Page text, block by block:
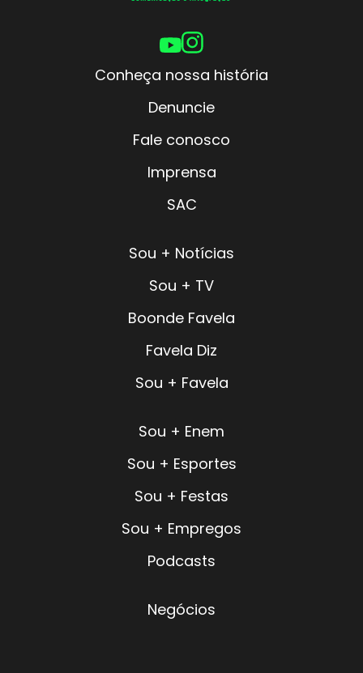
Conheça nossa história
Denuncie
Fale conosco
Imprensa
SAC
Sou + Notícias
Sou + TV
Boonde Favela
Favela Diz
Sou + Favela
Sou + Enem
Sou + Esportes
Sou + Festas
Sou + Empregos
Podcasts
Negócios